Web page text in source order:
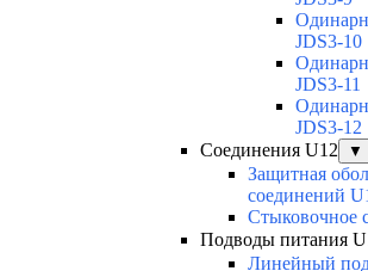
JDS3-10
JDS3-11
JDS3-12
Соединения U12
▼
Защитная
соединений
Стыковочное
Подводы питания
Линейный